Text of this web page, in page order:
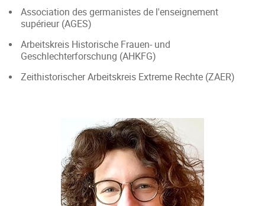
Association des germanistes de l'enseignement
supérieur (AGES)
Arbeitskreis Historische Frauen- und
Geschlechterforschung (AHKFG)
Zeithistorischer Arbeitskreis Extreme Rechte (ZAER)